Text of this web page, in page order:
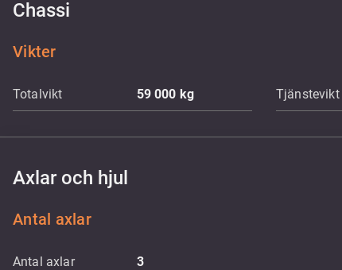
Chassi
Vikter
Totalvikt 59 000 kg Tjänstevikt
Axlar och hjul
Antal axlar
Antal axlar 3